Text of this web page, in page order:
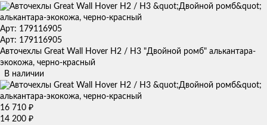
Арт: 179116905
Арт: 179116905
Авточехлы Great Wall Hover H2 / H3 "Двойной ромб" алькантара-
экокожа, черно-красный
В наличии
16 710 ₽
14 200 ₽